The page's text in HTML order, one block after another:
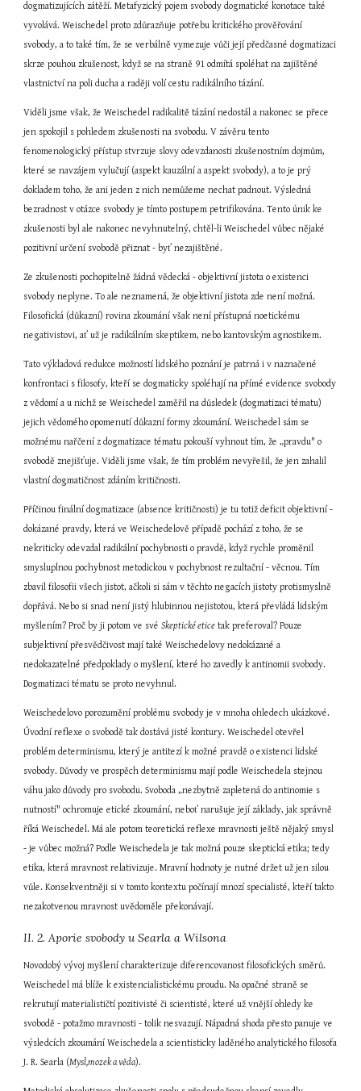
dogmatizujících zátěží. Metafyzický pojem svobody dogmatické konotace také
vyvolává. Weischedel proto zdůrazňuje potřebu kritického prověřování
svobody, a to také tím, že se verbálně vymezuje vůči její předčasné dogmatizaci
skrze pouhou zkušenost, když se na straně 91 odmítá spoléhat na zajištěné
vlastnictví na poli ducha a raději volí cestu radikálního tázání.
Viděli jsme však, že Weischedel radikalitě tázání nedostál a nakonec se přece
jen spokojil s pohledem zkušenosti na svobodu. V závěru tento
fenomenologický přístup stvrzuje slovy odevzdanosti zkušenostním dojmům,
které se navzájem vylučují (aspekt kauzální a aspekt svobody), a to je prý
dokladem toho, že ani jeden z nich nemůžeme nechat padnout. Výsledná
bezradnost v otázce svobody je tímto postupem petrifikována. Tento únik ke
zkušenosti byl ale nakonec nevyhnutelný, chtěl-li Weischedel vůbec nějaké
pozitivní určení svobodě přiznat - byť nezajištěné.
Ze zkušenosti pochopitelně žádná vědecká - objektivní jistota o existenci
svobody neplyne. To ale neznamená, že objektivní jistota zde není možná.
Filosofická (důkazní) rovina zkoumání však není přístupná noetickému
negativistovi, ať už je radikálním skeptikem, nebo kantovským agnostikem.
Tato výkladová redukce možností lidského poznání je patrná i v naznačené
konfrontaci s filosofy, kteří se dogmaticky spoléhají na přímé evidence svobody
z vědomí a u nichž se Weischedel zaměřil na důsledek (dogmatizaci tématu)
jejich vědomého opomenutí důkazní formy zkoumání. Weischedel sám se
možnému nařčení z dogmatizace tématu pokouší vyhnout tím, že „pravdu" o
svobodě znejišťuje. Viděli jsme však, že tím problém nevyřešil, že jen zahalil
vlastní dogmatičnost zdáním kritičnosti.
Příčinou finální dogmatizace (absence kritičnosti) je tu totiž deficit objektivní -
dokázané pravdy, která ve Weischedelově případě pochází z toho, že se
nekriticky odevzdal radikální pochybnosti o pravdě, když rychle proměnil
smysluplnou pochybnost metodickou v pochybnost rezultační - věcnou. Tím
zbavil filosofii všech jistot, ačkoli si sám v těchto negacích jistoty protismyslně
dopřává. Nebo si snad není jistý hlubinnou nejistotou, která převládá lidským
myšlením? Proč by ji potom ve své Skeptické etice tak preferoval? Pouze
subjektivní přesvědčivost mají také Weischedelovy nedokázané a
nedokazatelné předpoklady o myšlení, které ho zavedly k antinomii svobody.
Dogmatizaci tématu se proto nevyhnul.
Weischedelovo porozumění problému svobody je v mnoha ohledech ukázkové.
Úvodní reflexe o svobodě tak dostává jisté kontury. Weischedel otevřel
problém determinismu, který je antitezí k možné pravdě o existenci lidské
svobody. Důvody ve prospěch determinismu mají podle Weischedela stejnou
váhu jako důvody pro svobodu. Svoboda „nezbytně zapletená do antinomie s
nutností" ochromuje etické zkoumání, neboť narušuje její základy, jak správně
říká Weischedel. Má ale potom teoretická reflexe mravnosti ještě nějaký smysl
- je vůbec možná? Podle Weischedela je tak možná pouze skeptická etika; tedy
etika, která mravnost relativizuje. Mravní hodnoty je nutné držet už jen silou
vůle. Konsekventněji si v tomto kontextu počínají mnozí specialisté, kteří takto
nezakotvenou mravnost uvědoměle překonávají.
II. 2. Aporie svobody u Searla a Wilsona
Novodobý vývoj myšlení charakterizuje diferencovanost filosofických směrů.
Weischedel má blíže k existencialistickému proudu. Na opačné straně se
rekrutují materialističtí pozitivisté či scientisté, které už vnější ohledy ke
svobodě - potažmo mravnosti - tolik nesvazují. Nápadná shoda přesto panuje ve
výsledcích zkoumání Weischedela a scientisticky laděného analytického filosofa
J. R. Searla (Mysl,mozek a věda).